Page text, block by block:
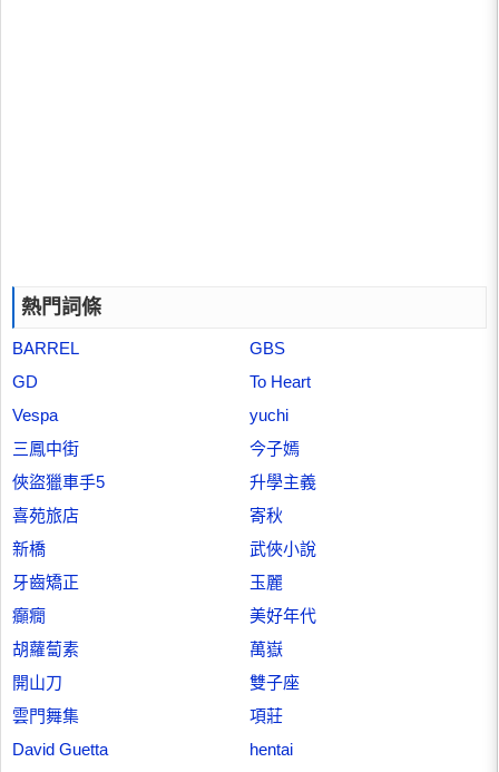
熱門詞條
BARREL
GBS
GD
To Heart
Vespa
yuchi
三鳳中街
今子嫣
俠盜獵車手5
升學主義
喜苑旅店
寄秋
新橋
武俠小說
牙齒矯正
玉麗
癲癇
美好年代
胡蘿蔔素
萬嶽
開山刀
雙子座
雲門舞集
項莊
David Guetta
hentai